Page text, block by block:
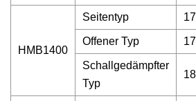
HMB1400
Seitentyp
Offener Typ
Schallgedämpfter
Typ